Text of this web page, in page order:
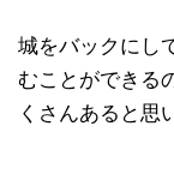
城をバックにし
むことができる
くさんあると思